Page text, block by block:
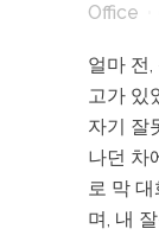
Office
얼마 전
고가 있
자기 잘
나던 차
로 막
며, 내